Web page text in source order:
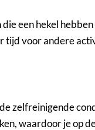
een hekel
voor andere
zelfreinigende
waardoor je op